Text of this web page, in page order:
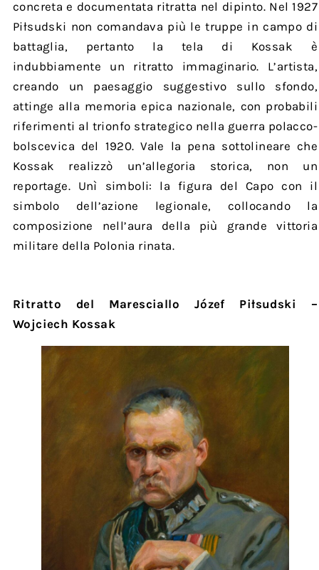
concreta e documentata ritratta nel dipinto. Nel 1927
Piłsudski non comandava più le truppe in campo di
battaglia, pertanto la tela di Kossak è
indubbiamente un ritratto immaginario. L’artista,
creando un paesaggio suggestivo sullo sfondo,
attinge alla memoria epica nazionale, con probabili
riferimenti al trionfo strategico nella guerra polacco-
bolscevica del 1920. Vale la pena sottolineare che
Kossak realizzò un’allegoria storica, non un
reportage. Unì simboli: la figura del Capo con il
simbolo dell’azione legionale, collocando la
composizione nell’aura della più grande vittoria
militare della Polonia rinata.
Ritratto del Maresciallo Józef Piłsudski –
Wojciech Kossak